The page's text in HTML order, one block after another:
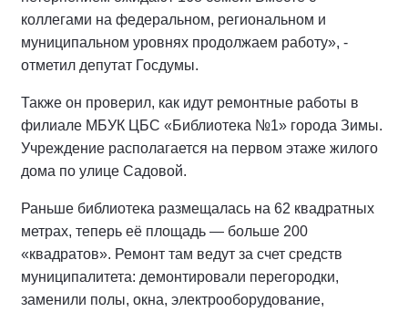
коллегами на федеральном, региональном и
муниципальном уровнях продолжаем работу», -
отметил депутат Госдумы.
Также он проверил, как идут ремонтные работы в
филиале МБУК ЦБС «Библиотека №1» города Зимы.
Учреждение располагается на первом этаже жилого
дома по улице Садовой.
Раньше библиотека размещалась на 62 квадратных
метрах, теперь её площадь — больше 200
«квадратов». Ремонт там ведут за счет средств
муниципалитета: демонтировали перегородки,
заменили полы, окна, электрооборудование,